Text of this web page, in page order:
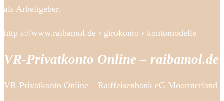
als Arbeitgeber.
http s://www.raibamol.de › girokonto › kontomodelle
VR-Privatkonto Online – raibamol.de
VR-Privatkonto Online – Raiffeisenbank eG Moormerland